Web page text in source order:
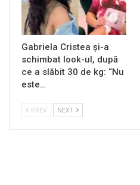
Gabriela Cristea și-a
schimbat look-ul, după
ce a slăbit 30 de kg: “Nu
este…
PREV NEXT